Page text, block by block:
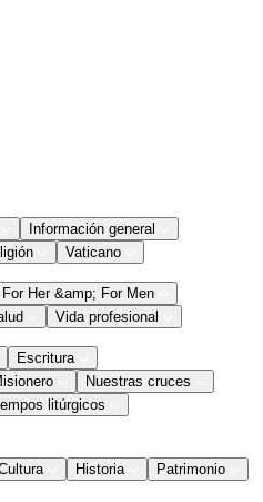
Información general
Vaticano
For Her &amp; For Men
Vida profesional
Escritura
Nuestras cruces
litúrgicos
Historia
Patrimonio